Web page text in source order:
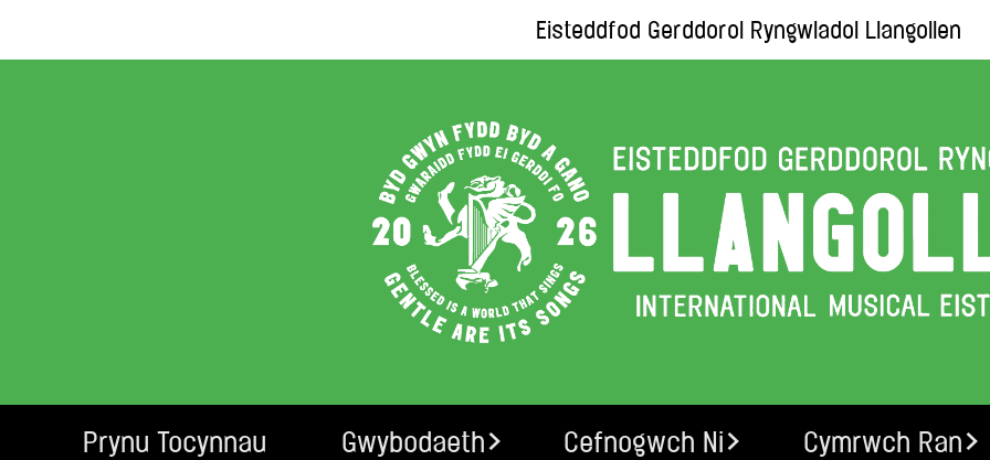
Eisteddfod Gerddorol Ryngwladol Llangollen
Prynu Tocynnau Gwybodaeth Cefnogwch Ni Cymrwch Ran